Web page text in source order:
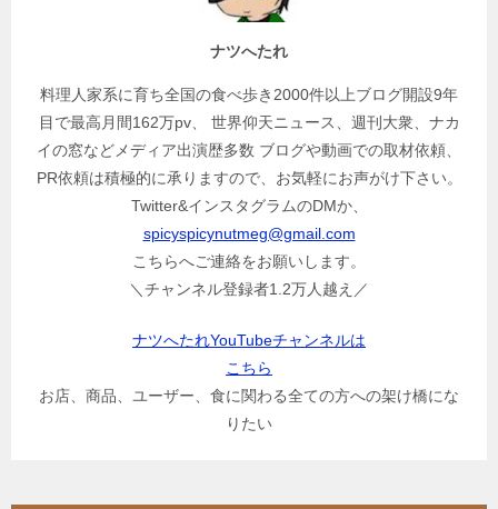
ナツへたれ
料理人家系に育ち全国の食べ歩き2000件以上ブログ開設9年
目で最高月間162万pv、 世界仰天ニュース、週刊大衆、ナカ
イの窓などメディア出演歴多数 ブログや動画での取材依頼、
PR依頼は積極的に承りますので、お気軽にお声がけ下さい。
Twitter&インスタグラムのDMか、
spicyspicynutmeg@gmail.com
こちらへご連絡をお願いします。
＼チャンネル登録者1.2万人越え／
ナツへたれYouTubeチャンネルは
こちら
お店、商品、ユーザー、食に関わる全ての方への架け橋にな
りたい